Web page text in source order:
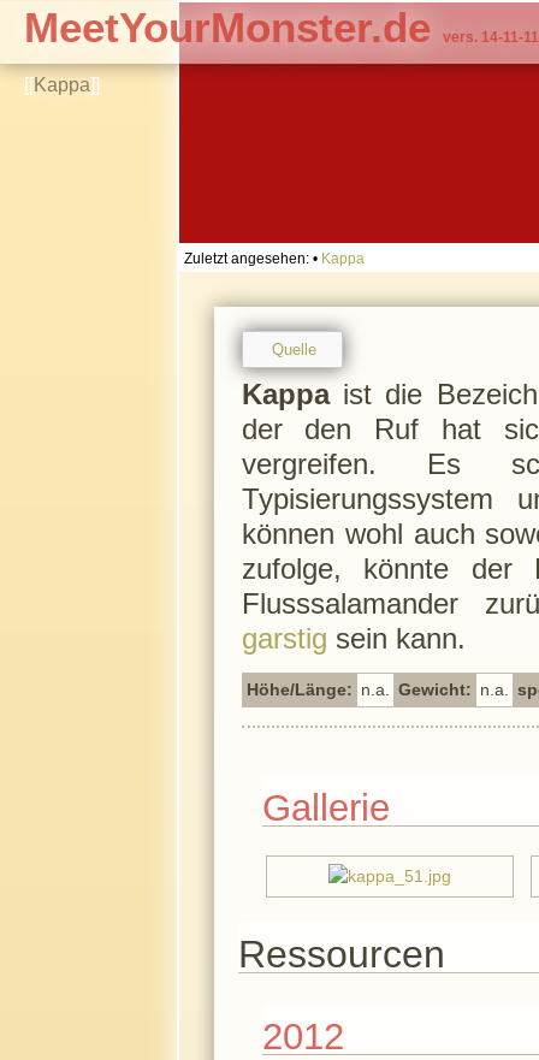
[[Kappa]]
MeetYourMonster.de vers. 14-11-11
Zuletzt angesehen: • Kappa
Quelle
Kappaist die
der den Ruf hat
vergreifen. Es
können wohl auch
zufolge, könnte der
Flusssalamander
garstig sein kann.
Höhe/Länge: n.a. Gewicht: n.a.
Gallerie
Ressourcen
2012